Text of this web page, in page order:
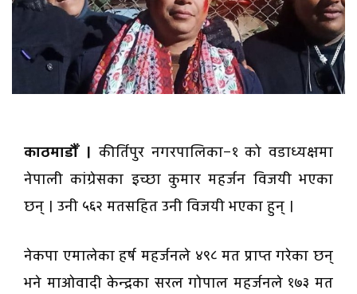
काठमाडौँ । कीर्तिपुर नगरपालिका–१ को वडाध्यक्षमा
नेपाली कांग्रेसका इच्छा कुमार महर्जन विजयी भएका
छन् । उनी ५६२ मतसहित उनी विजयी भएका हुन् ।
नेकपा एमालेका हर्ष महर्जनले ४९८ मत प्राप्त गरेका छन्
भने माओवादी केन्द्रका सरल गोपाल महर्जनले १७३ मत